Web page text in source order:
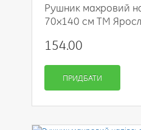
Рушник махровий
70x140 см ТМ
154.00
ПРИДБАТИ